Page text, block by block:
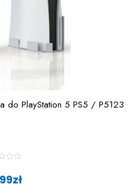
do PlayStation 5 PS5 / P5123
zł